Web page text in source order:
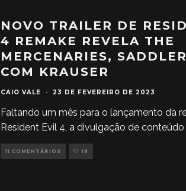
NOVO TRAILER DE
4 REMAKE REVELA THE
MERCENARIES,
COM KRAUSER
CAIO VALE · 23 DE FEVEREIRO DE 2023
Faltando um mês para o lançamento da
Resident Evil 4, a divulgação de
11 COMENTÁRIOS 18